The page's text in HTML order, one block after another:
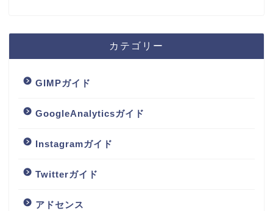
カテゴリー
GIMPガイド
GoogleAnalyticsガイド
Instagramガイド
Twitterガイド
アドセンス